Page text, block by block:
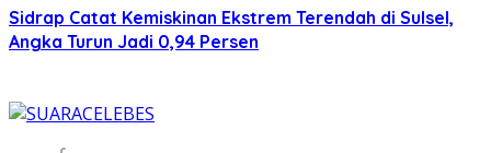
Sidrap Catat Kemiskinan Ekstrem Terendah di Sulsel,
Angka Turun Jadi 0,94 Persen